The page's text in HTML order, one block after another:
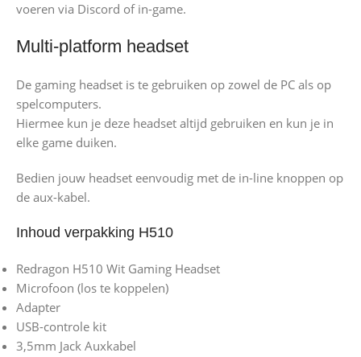
voeren via Discord of in-game.
Multi-platform headset
De gaming headset is te gebruiken op zowel de PC als op
spelcomputers.
Hiermee kun je deze headset altijd gebruiken en kun je in
elke game duiken.
Bedien jouw headset eenvoudig met de in-line knoppen op
de aux-kabel.
Inhoud verpakking H510
Redragon H510 Wit Gaming Headset
Microfoon (los te koppelen)
Adapter
USB-controle kit
3,5mm Jack Auxkabel